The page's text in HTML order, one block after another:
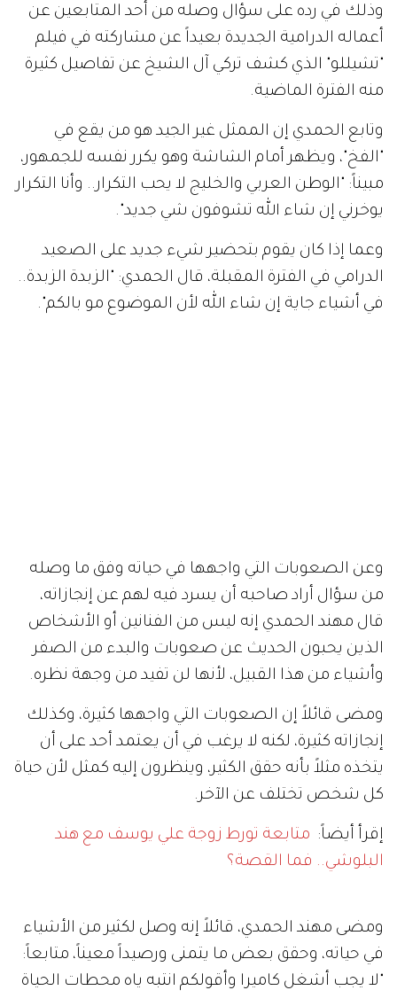
وذلك في رده على سؤال وصله من أحد المتابعين عن
أعماله الدرامية الجديدة بعيداً عن مشاركته في فيلم
"تشيللو" الذي كشف تركي آل الشيخ عن تفاصيل كثيرة
منه الفترة الماضية.
وتابع الحمدي إن الممثل غير الجيد هو من يقع في
"الفخ"، ويظهر أمام الشاشة وهو يكرر نفسه للجمهور،
مبيناً: "الوطن العربي والخليج لا يحب التكرار.. وأنا التكرار
يوخرني إن شاء الله تشوفون شي جديد".
وعما إذا كان يقوم بتحضير شيء جديد على الصعيد
الدرامي في الفترة المقبلة، قال الحمدي: "الزبدة الزبدة..
في أشياء جاية إن شاء الله لأن الموضوع مو بالكم".
وعن الصعوبات التي واجهها في حياته وفق ما وصله
من سؤال أراد صاحبه أن يسرد فيه لهم عن إنجازاته،
قال مهند الحمدي إنه ليس من الفنانين أو الأشخاص
الذين يحبون الحديث عن صعوبات والبدء من الصفر
وأشياء من هذا القبيل، لأنها لن تفيد من وجهة نظره.
ومضى قائلاً إن الصعوبات التي واجهها كثيرة، وكذلك
إنجازاته كثيرة، لكنه لا يرغب في أن يعتمد أحد على أن
يتخذه مثلاً بأنه حقق الكثير، وينظرون إليه كمثل لأن حياة
كل شخص تختلف عن الآخر.
إقرأ أيضاً: متابعة تورط زوجة علي يوسف مع هند
البلوشي.. فما القصة؟
ومضى مهند الحمدي، قائلاً إنه وصل لكثير من الأشياء
في حياته، وحقق بعض ما يتمنى ورصيداً معيناً، متابعاً:
"لا يجب أشغل كاميرا وأقولكم انتبه ياه محطات الحياة